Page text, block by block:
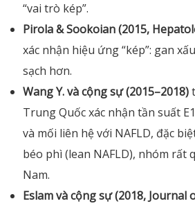
“vai trò kép”.
Pirola & Sookoian (2015,
xác nhận hiệu ứng “kép”: gan
sạch hơn.
Wang Y. và cộng sự (2015–2018)
Trung Quốc xác nhận tần suất
và mối liên hệ với NAFLD, đặc
béo phì (lean NAFLD), nhóm rất
Nam.
Eslam và cộng sự (2018, Journal